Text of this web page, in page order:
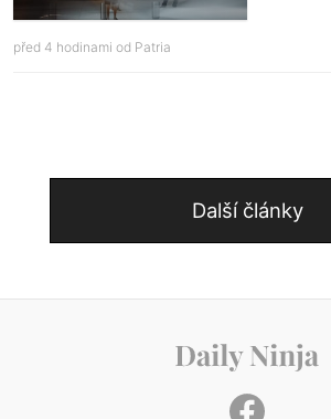
před 4 hodinami od Patria
Další články